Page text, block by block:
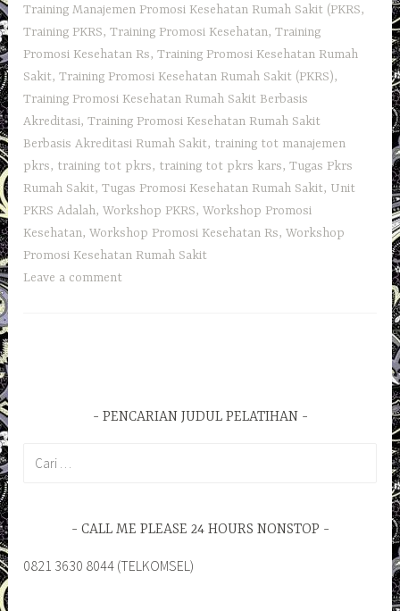
Training Manajemen Promosi Kesehatan Rumah Sakit (PKRS,
Training PKRS,Training Promosi Kesehatan,Training
Promosi Kesehatan Rs,Training Promosi Kesehatan Rumah
Sakit,Training Promosi Kesehatan Rumah Sakit (PKRS),
Training Promosi Kesehatan Rumah Sakit Berbasis
Akreditasi,Training Promosi Kesehatan Rumah Sakit
Berbasis Akreditasi Rumah Sakit, training tot manajemen
pkrs, training tot pkrs, training tot pkrs kars,Tugas Pkrs
Rumah Sakit,Tugas Promosi Kesehatan Rumah Sakit, Unit
PKRS Adalah,Workshop PKRS,Workshop Promosi
Kesehatan,Workshop Promosi Kesehatan Rs,Workshop
Promosi Kesehatan Rumah Sakit
Leave a comment
PENCARIAN JUDUL PELATIHAN
CALL ME PLEASE 24 HOURS NONSTOP
0821 3630 8044 (TELKOMSEL)